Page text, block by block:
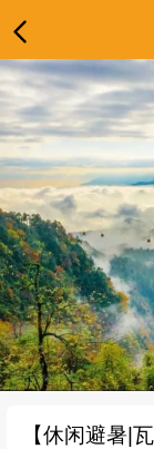
【休闲避暑|